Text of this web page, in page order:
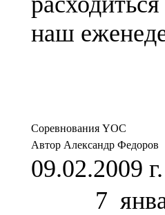
наш
Соревнования YOC
Автор Александр Федоров
09.02.2009 г.
7 января